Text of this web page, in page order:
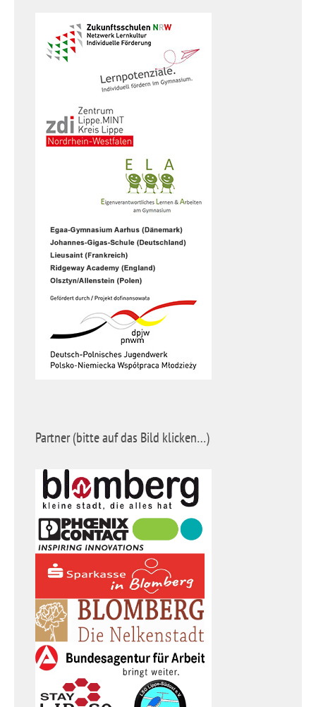
Partner (bitte auf das Bild klicken…)